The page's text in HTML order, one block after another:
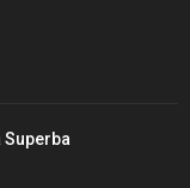
Superba